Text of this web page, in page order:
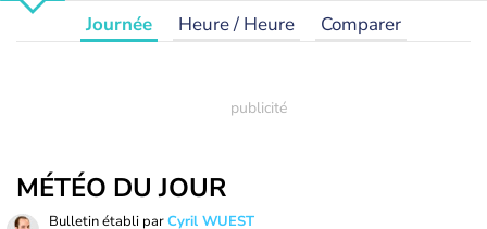
Journée Heure / Heure Comparer
MÉTÉO DU JOUR
Bulletin établi parCyril WUEST